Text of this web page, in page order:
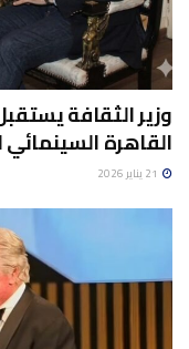
وزير الثقافة
القاهرة السينمائي